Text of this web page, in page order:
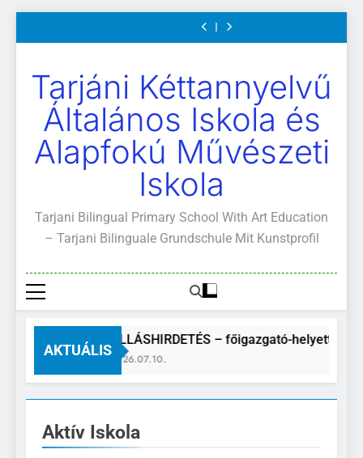
a
Miértekezletek
közétkeztetés
és
ajánlott
Mi
Világunk!
értekezletek
2026.
közétkeztetés
rendje
Kötelező
A
Tarjáni Kéttannyelvű
Általános Iskola és
Alapfokú Művészeti
Iskola
Tarjani Bilingual Primary School With Art Education
– Tarjani Bilinguale Grundschule Mit Kunstprofil
AKTUÁLIS
ÁLLÁSHIRDETÉS – főigazgató-helyettes
2026.07.10.
Aktív Iskola